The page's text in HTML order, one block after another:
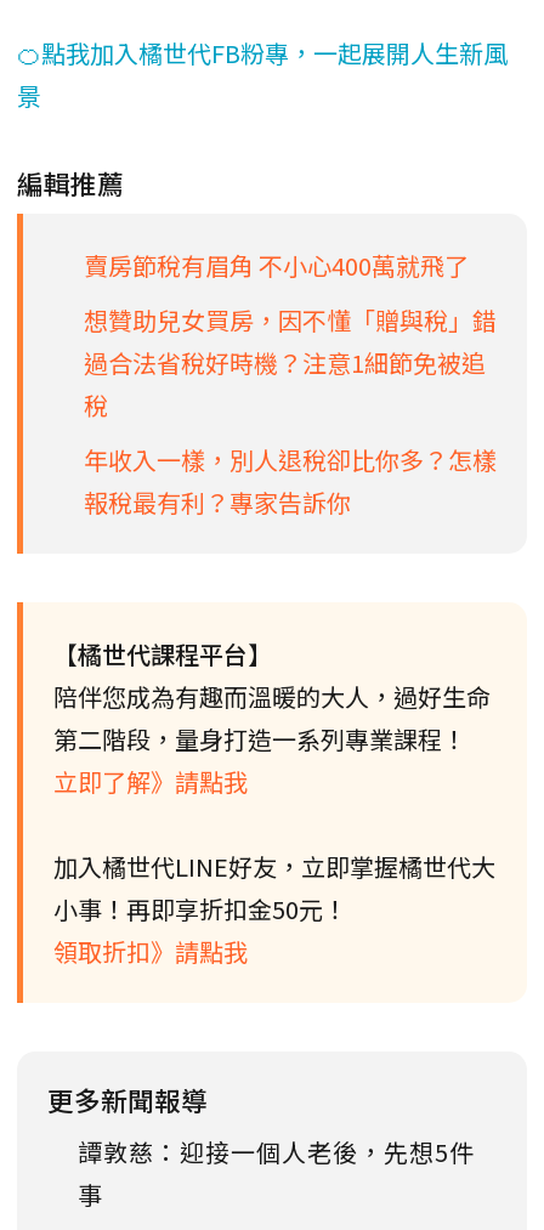
🍊點我加入橘世代FB粉專，一起展開人生新風
景
編輯推薦
賣房節稅有眉角 不小心400萬就飛了
想贊助兒女買房，因不懂「贈與稅」錯
過合法省稅好時機？注意1細節免被追
稅
年收入一樣，別人退稅卻比你多？怎樣
報稅最有利？專家告訴你
【橘世代課程平台】
陪伴您成為有趣而溫暖的大人，過好生命
第二階段，量身打造一系列專業課程！
立即了解》請點我
加入橘世代LINE好友，立即掌握橘世代大
小事！再即享折扣金50元！
領取折扣》請點我
更多新聞報導
譚敦慈：迎接一個人老後，先想5件
事